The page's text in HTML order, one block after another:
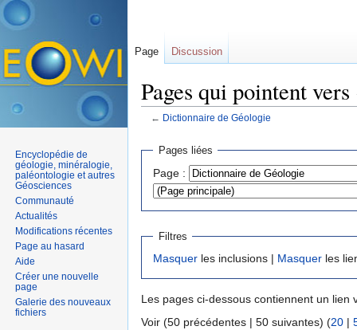
Pages qui pointent
← Dictionnaire de Géologie
Pages liées
Page :
Filtres
Masquer les inclusions | Masquer les
Les pages ci-dessous contiennent un lien
Voir (50 précédentes | 50 suivantes) (20 |
Page Discussion
Encyclopédie de
géologie, minéralogie,
paléontologie et autres
Géosciences
Communauté
Actualités
Modifications récentes
Page au hasard
Aide
Créer une nouvelle
page
Galerie des nouveaux
fichiers